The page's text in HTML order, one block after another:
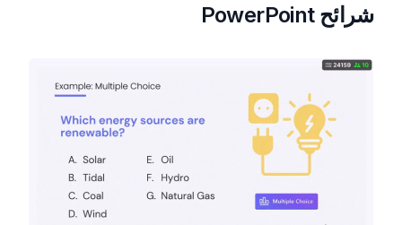
شرائح PowerPoint